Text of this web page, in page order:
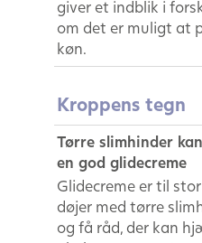
giver et indblik i
om det er muligt at
køn.
Kroppens tegn
Tørre slimhinder
en god glidecreme
Glidecreme er til
døjer med tørre
og få råd, der kan